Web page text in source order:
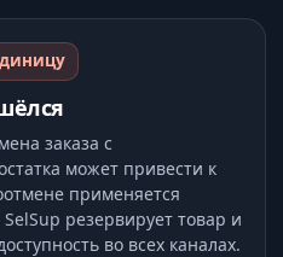
заказа с
может привести к
применяется
резервирует товар и
во всех каналах.